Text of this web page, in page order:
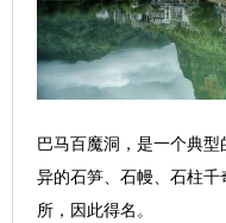
巴马百魔洞，是一个典
异的石笋、石幔、石柱
所，因此得名。